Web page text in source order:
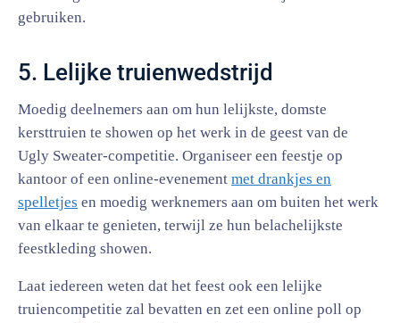
gebruiken.
5. Lelijke truienwedstrijd
Moedig deelnemers aan om hun lelijkste, domste
kersttruien te showen op het werk in de geest van de
Ugly Sweater-competitie. Organiseer een feestje op
kantoor of een online-evenement met drankjes en
spelletjes en moedig werknemers aan om buiten het werk
van elkaar te genieten, terwijl ze hun belachelijkste
feestkleding showen.
Laat iedereen weten dat het feest ook een lelijke
truiencompetitie zal bevatten en zet een online poll op